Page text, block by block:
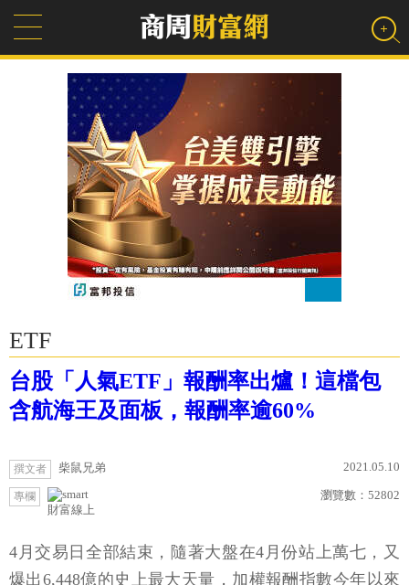
ETF
台股「人氣ETF」報酬率出爐！這檔包
含航海王及面板，報酬率逾60%
撰文者 柴鼠兄弟 2021.05.10
專欄
財富線上
瀏覽數： 52802
4月交易日全部結束，隨著大盤在4月份站上萬七，又
爆出6,448億的史上最大天量，加權報酬指數今年以來